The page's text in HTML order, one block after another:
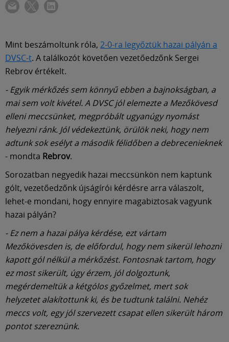
Mint beszámoltunk róla, 2-0-ra legyőztük hazai pályán a
DVSC-t. A találkozót követően vezetőedzőnk Sergei
Rebrov értékelt.
- Egyik mérkőzés sem könnyű ebben a bajnokságban, a
mai sem volt kivétel. A DVSC jól elemezte a Mezőkövesd
elleni meccsünket, megpróbált ugyanúgy nyomást
helyezni ránk. Jól védekeztünk, örülök neki, hogy nem
adtunk sok esélyt a második félidőben a debrecenieknek
- mondta Rebrov.
Sorozatban negyedik hazai meccsünkön nem kaptunk
gólt, vezetőedzőnk újságírói kérdésre arra válaszolt,
lehet-e mondani, hogy ennyire magabiztosak vagyunk
hazai pályán?
- Ez nem a hazai pálya kérdése, ezt vártam
Mezőkövesden is, de előfordul, hogy nem sikerül lehozni
kapott gól nélkül a mérkőzést. Fontosnak tartom, hogy
ez most sikerült, úgy érzem, jól dolgoztunk,
megérdemeltük a kétgólos győzelmet, mert sok
helyzetet alakítottunk ki, és be tudtunk találni. Nehéz
meccs volt, egy jól szervezett csapat ellen sikerült három
pontot szereznünk.
Shop
Közösség
Múzeum
English